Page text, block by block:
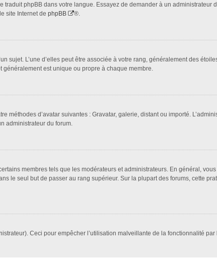
phpBB dans votre langue. Essayez de demander à un administrateur
site Internet de phpBB ®.
sujet. L’une d’elles peut être associée à votre rang, généralement des
généralement est unique ou propre à chaque membre.
méthodes d’avatar suivantes : Gravatar, galerie, distant ou importé.
administrateur du forum.
membres tels que les modérateurs et administrateurs. En général,
le seul but de passer au rang supérieur. Sur la plupart des forums, cette
Ceci pour empêcher l’utilisation malveillante de la fonctionnalité par